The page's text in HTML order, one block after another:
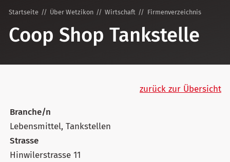
Startseite Über Wetzikon Wirtschaft Firmenverzeichnis
Coop Shop Tankstelle
zurück zur Übersicht
Branche/n
Lebensmittel, Tankstellen
Strasse
Hinwilerstrasse 11